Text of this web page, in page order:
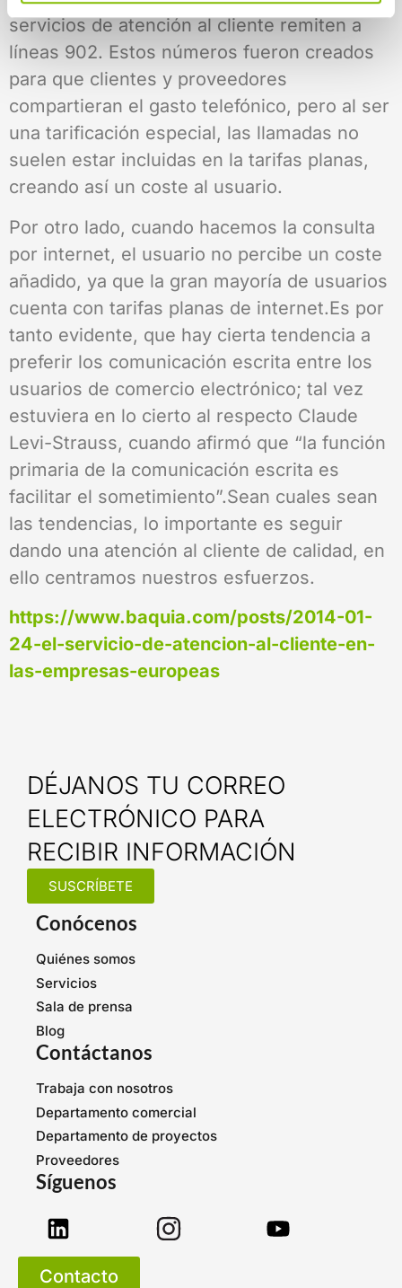
servicios de atención al cliente remiten a
líneas 902. Estos números fueron creados
para que clientes y proveedores
compartieran el gasto telefónico, pero al ser
una tarificación especial, las llamadas no
suelen estar incluidas en la tarifas planas,
creando así un coste al usuario.
Por otro lado, cuando hacemos la consulta
por internet, el usuario no percibe un coste
añadido, ya que la gran mayoría de usuarios
cuenta con tarifas planas de internet.Es por
tanto evidente, que hay cierta tendencia a
preferir los comunicación escrita entre los
usuarios de comercio electrónico; tal vez
estuviera en lo cierto al respecto Claude
Levi-Strauss, cuando afirmó que “la función
primaria de la comunicación escrita es
facilitar el sometimiento”.Sean cuales sean
las tendencias, lo importante es seguir
dando una atención al cliente de calidad, en
ello centramos nuestros esfuerzos.
https://www.baquia.com/posts/2014-01-
24-el-servicio-de-atencion-al-cliente-en-
las-empresas-europeas
DÉJANOS TU CORREO
ELECTRÓNICO PARA
RECIBIR INFORMACIÓN
SUSCRÍBETE
Conócenos
Quiénes somos
Servicios
Sala de prensa
Blog
Contáctanos
Trabaja con nosotros
Departamento comercial
Departamento de proyectos
Proveedores
Síguenos
Contacto